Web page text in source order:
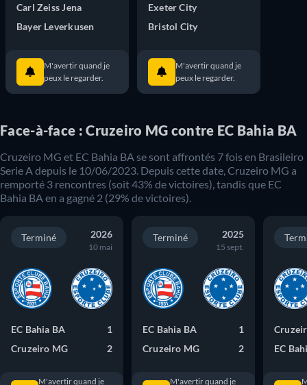
Carl Zeiss Jena
Bayer Leverkusen
M'avertir quand je
peux le regarder.
Exeter City
Bristol City
M'avertir quand je
peux le regarder.
Face-à-face : Cruzeiro MG contre EC Bahia BA
Cruzeiro MG et EC Bahia BA se sont affrontés 7fois en Brasileiro
Serie A depuis le 10/06/2023 . Depuis cette date, Cruzeiro MG a
remporté 3 rencontres (soit43% de victoires), tandis que EC
Bahia BA en a gagné 2 (29% de victoires).
Terminé 2026
10 mai
EC Bahia BA
1
Cruzeiro MG
2
M'avertir quand je
Terminé 2025
15 sept.
EC Bahia BA
1
Cruzeiro MG
2
M'avertir quand je
EC